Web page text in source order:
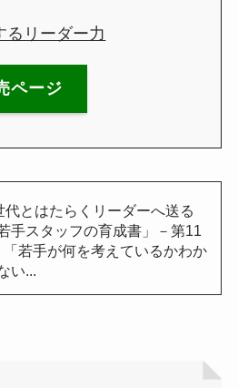
るリーダー力
ページ
代とはたらくリーダーへ送る
若手スタッフの育成書」－第11
若手が何を考えているかわか
い...